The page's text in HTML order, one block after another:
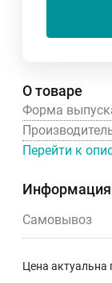
О товаре
Форма
Перейти к
Информация
Самовывоз
Цена актуальна